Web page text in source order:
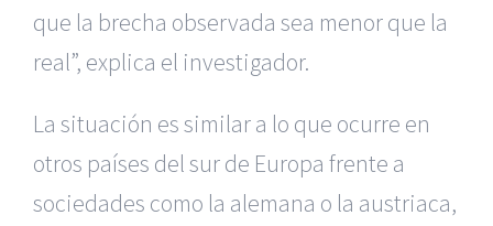
que la brecha observada sea menor que la
real”, explica el investigador.
La situación es similar a lo que ocurre en
otros países del sur de Europa frente a
sociedades como la alemana o la austriaca,